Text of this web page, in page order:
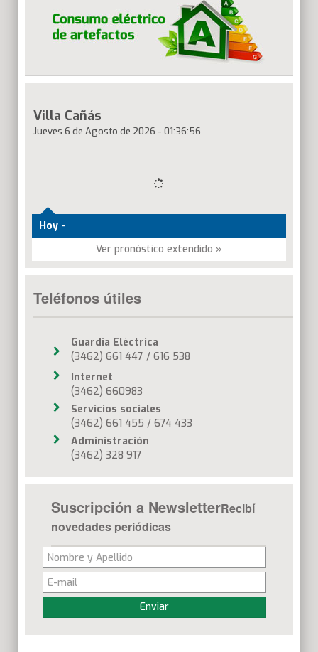
Villa Cañás
Jueves 6 de Agosto de 2026 - 01:36:56
Hoy -
Ver pronóstico extendido »
Teléfonos útiles
Guardia Eléctrica
(3462) 661 447 / 616 538
Internet
(3462) 660983
Servicios sociales
(3462) 661 455 / 674 433
Administración
(3462) 328 917
Suscripción a NewsletterRecibí
novedades periódicas
Enviar